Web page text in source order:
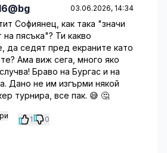
03.06.2026, 14:34
Софиянец, как така "значи
на пясъка"? Ти какво
да седят пред екраните като
Ама виж сега, много яко
Браво на Бургас и на
Дано не им изгърми някой
турнира, все пак. 😅 🤔
1 0